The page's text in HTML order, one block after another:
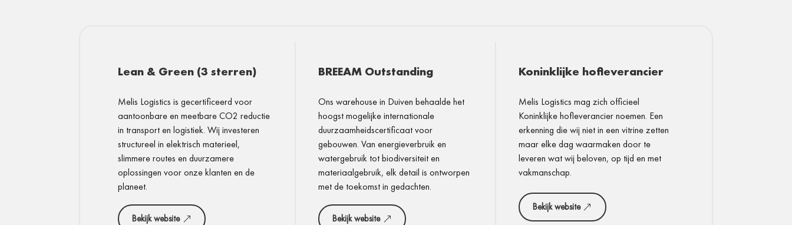
Lean & Green (3 sterren)
Melis Logistics is gecertificeerd voor
aantoonbare en meetbare CO2 reductie
in transport en logistiek. Wij investeren
structureel in elektrisch materieel,
slimmere routes en duurzamere
oplossingen voor onze klanten en de
planeet.
Bekijk website
BREEAM Outstanding
Ons warehouse in Duiven behaalde het
hoogst mogelijke internationale
duurzaamheidscertificaat voor
gebouwen. Van energieverbruik en
watergebruik tot biodiversiteit en
materiaalgebruik, elk detail is ontworpen
met de toekomst in gedachten.
Bekijk website
Koninklijke hofleverancier
Melis Logistics mag zich officieel
Koninklijke hofleverancier noemen. Een
erkenning die wij niet in een vitrine zetten
maar elke dag waarmaken door te
leveren wat wij beloven, op tijd en met
vakmanschap.
Bekijk website